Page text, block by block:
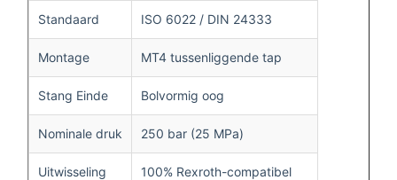
Standaard ISO 6022 / DIN 24333
Montage MT4 tussenliggende tap
Stang Einde Bolvormig oog
Nominale druk 250 bar (25 MPa)
Uitwisseling 100% Rexroth-compatibel